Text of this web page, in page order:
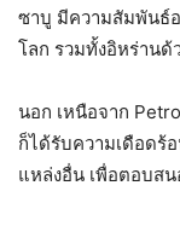
ซาบู มีความสัมพันธ์
โลก รวมทั้งอิหร่านด้
นอก เหนือจาก
ก็ได้รับความเดือดร้
แหล่งอื่น เพื่อตอบส